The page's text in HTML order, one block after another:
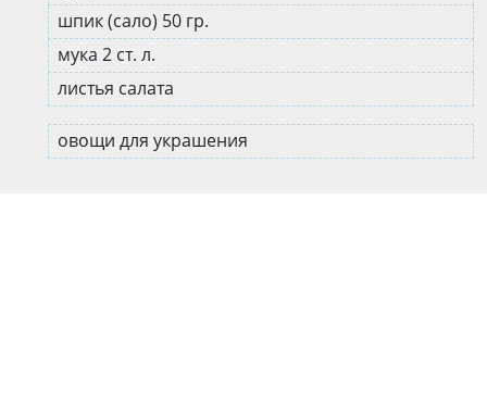
шпик (сало) 50 гр.
мука 2 ст. л.
листья салата
овощи для украшения